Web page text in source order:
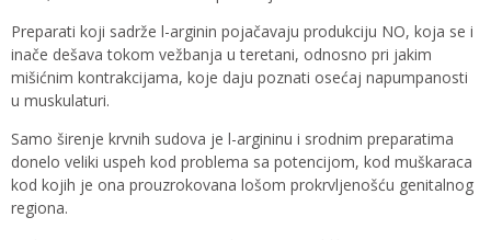
Preparati koji sadrže l-arginin pojačavaju produkciju NO, koja se i
inače dešava tokom vežbanja u teretani, odnosno pri jakim
mišićnim kontrakcijama, koje daju poznati osećaj napumpanosti
u muskulaturi.
Samo širenje krvnih sudova je l-argininu i srodnim preparatima
donelo veliki uspeh kod problema sa potencijom, kod muškaraca
kod kojih je ona prouzrokovana lošom prokrvljenošću genitalnog
regiona.